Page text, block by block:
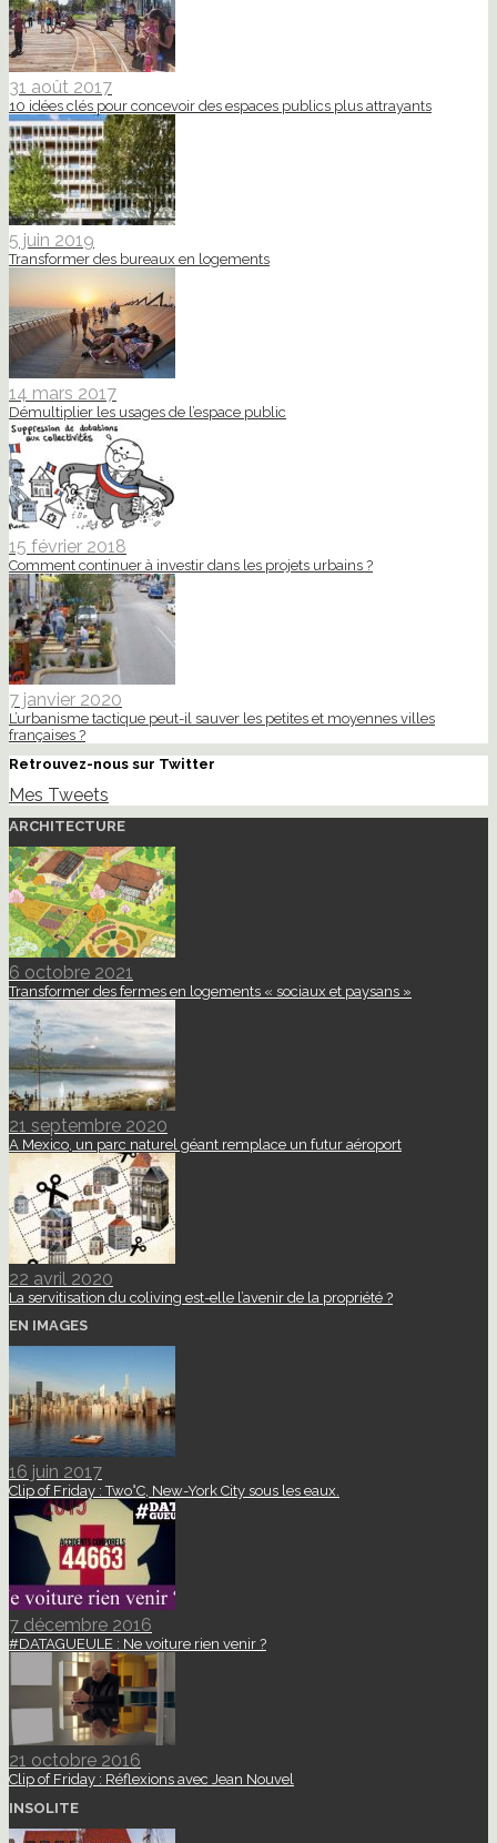
31 août 2017
10 idées clés pour concevoir des espaces publics plus attrayants
5 juin 2019
Transformer des bureaux en logements
14 mars 2017
Démultiplier les usages de l’espace public
15 février 2018
Comment continuer à investir dans les projets urbains ?
7 janvier 2020
L’urbanisme tactique peut-il sauver les petites et moyennes villes
françaises ?
Retrouvez-nous sur Twitter
Mes Tweets
ARCHITECTURE
6 octobre 2021
Transformer des fermes en logements « sociaux et paysans »
21 septembre 2020
A Mexico, un parc naturel géant remplace un futur aéroport
22 avril 2020
La servitisation du coliving est-elle l’avenir de la propriété ?
EN IMAGES
16 juin 2017
Clip of Friday : Two°C, New-York City sous les eaux.
7 décembre 2016
#DATAGUEULE : Ne voiture rien venir ?
21 octobre 2016
Clip of Friday : Réflexions avec Jean Nouvel
INSOLITE